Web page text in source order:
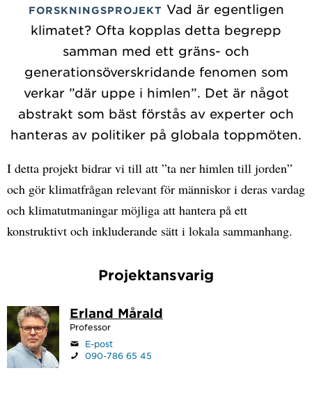
FORSKNINGSPROJEKT Vad är egentligen
klimatet? Ofta kopplas detta begrepp
samman med ett gräns- och
generationsöverskridande fenomen som
verkar ”där uppe i himlen”. Det är något
abstrakt som bäst förstås av experter och
hanteras av politiker på globala toppmöten.
I detta projekt bidrar vi till att ”ta ner himlen till jorden”
och gör klimatfrågan relevant för människor i deras vardag
och klimatutmaningar möjliga att hantera på ett
konstruktivt och inkluderande sätt i lokala sammanhang.
Projektansvarig
Erland Mårald
Professor
E-post
090-786 65 45